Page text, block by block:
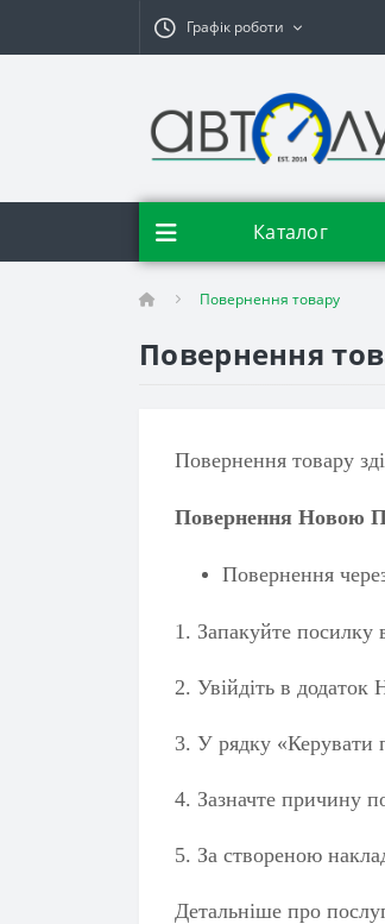
Графік роботи
Каталог
Повернення товару
Повернення
Повернення товару
Повернення Новою
Повернення
1. Запакуйте посилку
2. Увійдіть в додаток
3. У рядку «Керувати
4. Зазначте причину
5. За створеною
Детальніше про